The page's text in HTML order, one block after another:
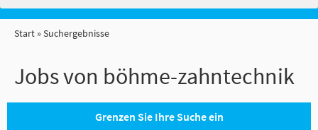
Start Suchergebnisse
Jobs von böhme-zahntechnik
Grenzen Sie Ihre Suche ein